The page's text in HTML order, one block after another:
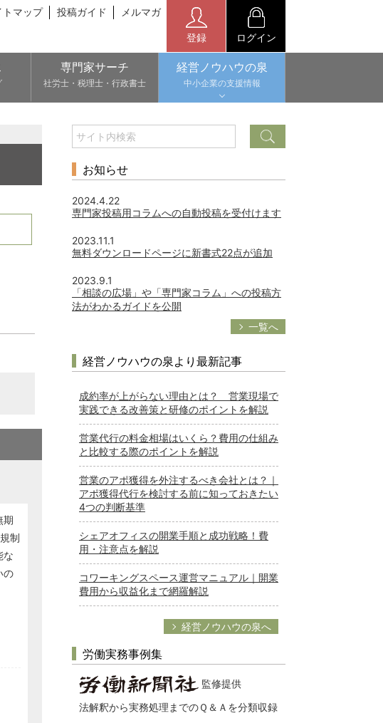
トマップ 投稿ガイド メルマガ
登録 ログイン
専門家サーチ
社労士・税理士・行政書士
経営ノウハウの泉
中小企業の支援情報
期
制
な
の
お知らせ
2024.4.22
専門家投稿用コラムへの自動投稿を受付けます
2023.11.1
無料ダウンロードページに新書式22点が追加
2023.9.1
「相談の広場」や「専門家コラム」への投稿方
法がわかるガイドを公開
一覧へ
経営ノウハウの泉より最新記事
成約率が上がらない理由とは？ 営業現場で
実践できる改善策と研修のポイントを解説
営業代行の料金相場はいくら？費用の仕組み
と比較する際のポイントを解説
営業のアポ獲得を外注するべき会社とは？｜
アポ獲得代行を検討する前に知っておきたい
4つの判断基準
シェアオフィスの開業手順と成功戦略！費
用・注意点を解説
コワーキングスペース運営マニュアル｜開業
費用から収益化まで網羅解説
経営ノウハウの泉へ
労働実務事例集
監修提供
法解釈から実務処理までのＱ＆Ａを分類収録